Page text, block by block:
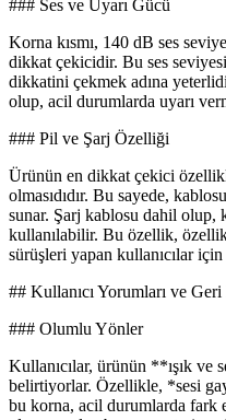
### Ses ve Uyarı Gücü
Korna kısmı, 140 dB ses
dikkat çekicidir. Bu ses
dikkatini çekmek adına
olup, acil durumlarda uyarı
### Pil ve Şarj Özelliği
Ürünün en dikkat çekici
olmasıdıdır. Bu sayede,
sunar. Şarj kablosu dahil olup,
kullanılabilir. Bu özellik,
sürüşleri yapan kullanıcılar
## Kullanıcı Yorumları ve
### Olumlu Yönler
Kullanıcılar, ürünün **ışık
belirtiyorlar. Özellikle, *sesi
bu korna, acil durumlarda fark